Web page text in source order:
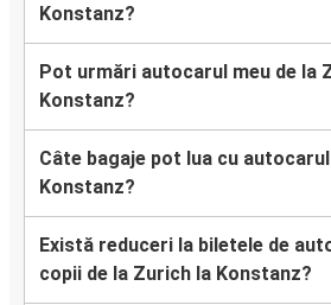
Konstanz?
Pot urmări autocarul meu de la
Konstanz?
Câte bagaje pot lua cu
Konstanz?
Există reduceri la biletele de
copii de la Zurich la Konstanz?